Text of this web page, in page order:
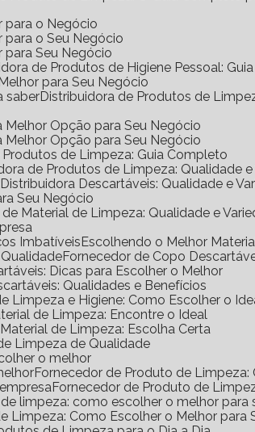
para o Negócio
para o Seu Negócio
para Seu Negócio
de Produtos de Higiene Pessoal:
para Seu Negócio
saber
Distribuidora de Produtos de
Melhor Opção para Seu Negócio
Melhor Opção para Seu Negócio
Produtos de Limpeza: Guia Completo
de Produtos de Limpeza: Qualidade
Distribuidora Descartáveis: Qualidade e
Seu Negócio
de Material de Limpeza: Qualidade e
Imbatíveis
Escolhendo o Melhor
Fornecedor de Copo
Dicas para Escolher o Melhor
Qualidades e Benefícios
Limpeza e Higiene: Como Escolher o
de Limpeza: Encontre o Ideal
Material de Limpeza: Escolha Certa
Limpeza de Qualidade
o melhor
Fornecedor de Produto de
Fornecedor de Produto de
de limpeza: como escolher o melhor para
Limpeza: Como Escolher o Melhor para